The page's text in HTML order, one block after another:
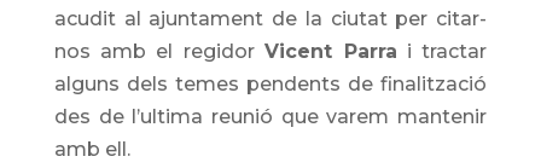
acudit al ajuntament de la ciutat per citar-
nos amb el regidorVicent Parra i tractar
alguns dels temes pendents de finalització
des de l’ultima reunió que varem mantenir
amb ell.